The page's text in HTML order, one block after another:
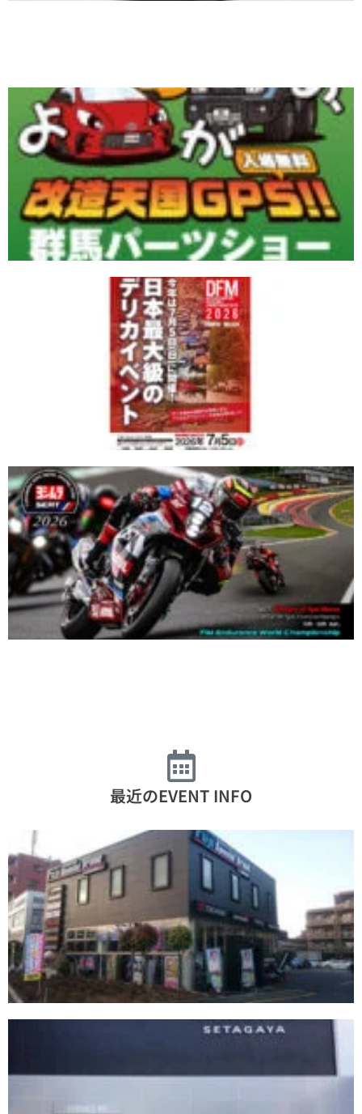
最近のEVENT INFO